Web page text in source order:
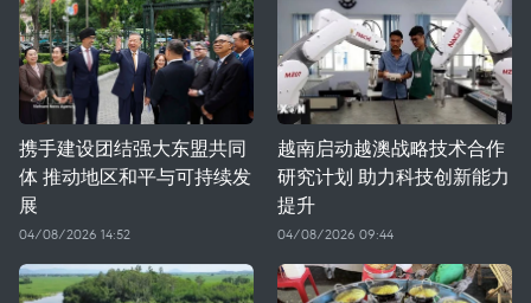
携手建设团结强大东盟共同
体 推动地区和平与可持续发
展
04/08/2026 14:52
越南启动越澳战略技术合作
研究计划 助力科技创新能力
提升
04/08/2026 09:44